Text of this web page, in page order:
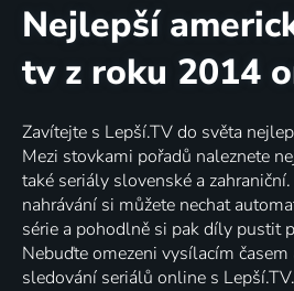
Nejlepší
tv z roku 2014
Zavítejte s Lepší.TV do světa
Mezi stovkami pořadů naleznete
také seriály slovenské a
nahrávání si můžete nechat
série a pohodlně si pak díly pustit
Nebuďte omezeni vysílacím časem
sledování seriálů online s Lepší.TV.